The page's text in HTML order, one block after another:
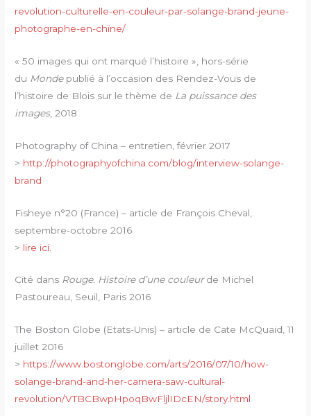
revolution-culturelle-en-couleur-par-solange-brand-jeune-
photographe-en-chine/
« 50 images qui ont marqué l’histoire », hors-série
du Monde publié à l’occasion des Rendez-Vous de
l’histoire de Blois sur le thème de La puissance des
images, 2018
Photography of China – entretien, février 2017
> http://photographyofchina.com/blog/interview-solange-
brand
Fisheye n°20 (France) – article de François Cheval,
septembre-octobre 2016
> lire ici.
Cité dans Rouge. Histoire d’une couleurde Michel
Pastoureau, Seuil, Paris 2016
The Boston Globe (Etats-Unis) – article de Cate McQuaid, 11
juillet 2016
> https://www.bostonglobe.com/arts/2016/07/10/how-
solange-brand-and-her-camera-saw-cultural-
revolution/VTBCBwpHpoqBwFljlIDcEN/story.html